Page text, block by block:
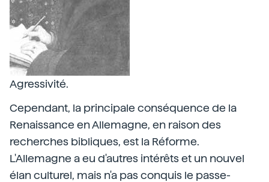
Agressivité.
Cependant, la principale conséquence de la
Renaissance en Allemagne, en raison des
recherches bibliques, est la Réforme.
L'Allemagne a eu d'autres intérêts et un nouvel
élan culturel, mais n'a pas conquis le passe-